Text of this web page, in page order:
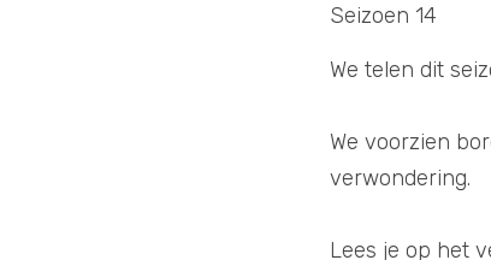
Seizoen 14
We telen dit
We voorzien
verwondering.
Lees je op het